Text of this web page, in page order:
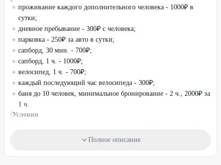
проживание каждого дополнительного человека - 1000₽ в
сутки;
дневное пребывание - 300₽ с человека;
парковка - 250₽ за авто в сутки;
сапборд, 30 мин. - 700₽;
сапборд, 1 ч. - 1000₽;
велосипед, 1 ч. - 700₽;
каждый последующий час велосипеда - 300₽;
баня до 10 человек, минимальное бронирование - 2 ч., 2000₽ за
1 ч.
Условия
самостоятельно следят и убирают за животными.
Дети до 3 лет (включительно) размещаются бесплатно (без
Полное описание